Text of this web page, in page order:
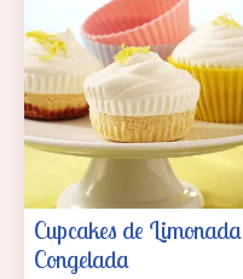
Cupcakes de Limonada
Congelada